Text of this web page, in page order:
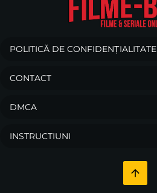
POLITICĂ DE CONFIDENȚIALITATE
CONTACT
DMCA
INSTRUCTIUNI